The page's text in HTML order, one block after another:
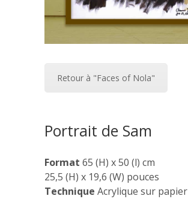
Retour à "Faces of Nola"
Portrait de Sam
Format 65 (H) x 50 (l) cm
25,5 (H) x 19,6 (W) pouces
Technique Acrylique sur papier